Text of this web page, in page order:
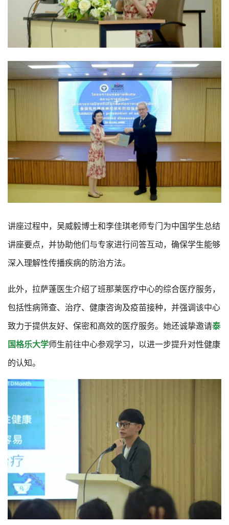
讲座过程中，吴威毅博士和李佳琪老师专门为中国学生总结
讲座要点，并协助他们与专家进行问答互动，确保学生能够
深入理解性传播疾病的防治方法。
此外，拉萨蓬医生介绍了班那莱医疗中心的综合医疗服务，
包括性病筛查、治疗、健康咨询及疫苗接种，并强调该中心
致力于提供友好、保密和高效的医疗服务。她还诚挚邀请泰
国格乐大学师生前往中心参观学习，以进一步提升对性健康
的认知。